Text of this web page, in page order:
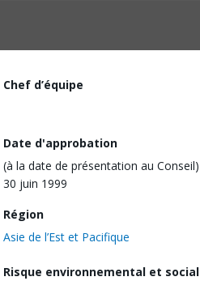
Chef d’équipe
Date d'approbation
(à la date de présentation au Conseil)
30 juin 1999
Région
Asie de l’Est et Pacifique
Risque environnemental et social